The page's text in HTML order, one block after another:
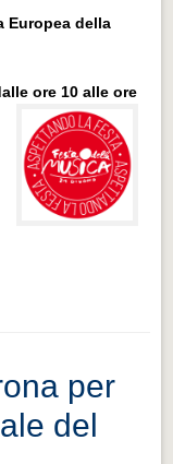
Europea della
ore 10 alle ore
per
del